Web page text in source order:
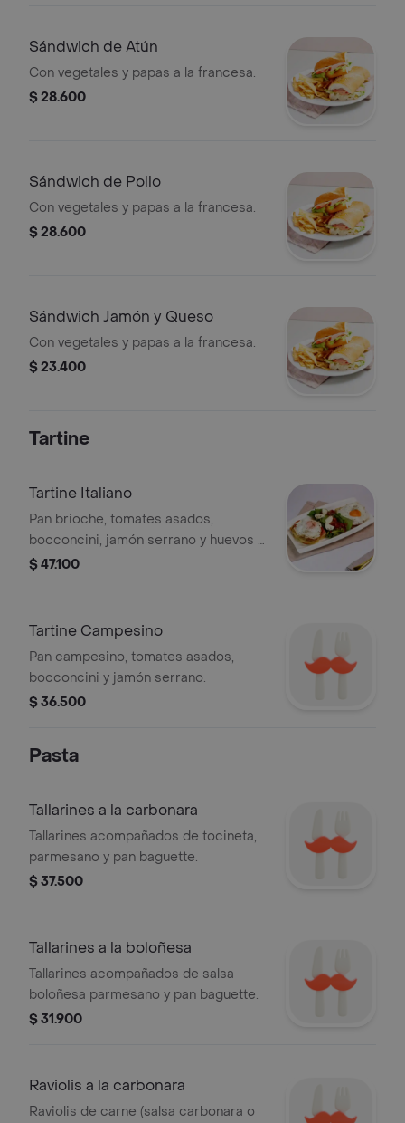
Sándwich de Atún
Con vegetales y papas a la francesa.
$ 28.600
Sándwich de Pollo
Con vegetales y papas a la francesa.
$ 28.600
Sándwich Jamón y Queso
Con vegetales y papas a la francesa.
$ 23.400
Tartine
Tartine Italiano
Pan brioche, tomates asados,
bocconcini, jamón serrano y huevos al
gusto.
$ 47.100
Tartine Campesino
Pan campesino, tomates asados,
bocconcini y jamón serrano.
$ 36.500
Pasta
Tallarines a la carbonara
Tallarines acompañados de tocineta,
parmesano y pan baguette.
$ 37.500
Tallarines a la boloñesa
Tallarines acompañados de salsa
boloñesa parmesano y pan baguette.
$ 31.900
Raviolis a la carbonara
Raviolis de carne (salsa carbonara o